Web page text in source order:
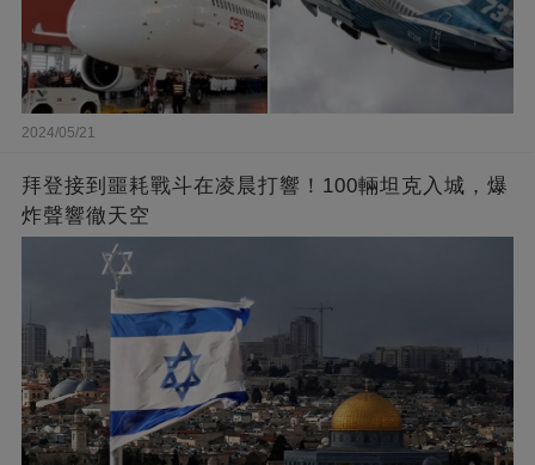
2024/05/21
拜登接到噩耗戰斗在凌晨打響！100輛坦克入城，爆
炸聲響徹天空